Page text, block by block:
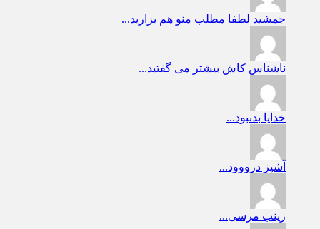
جمشید لطفا مطلب منو هم بزارید...
ناشناس کاش بیشتر می گفتید...
خدایا بدنبود...
آشپز درووود...
زینب مرسی...